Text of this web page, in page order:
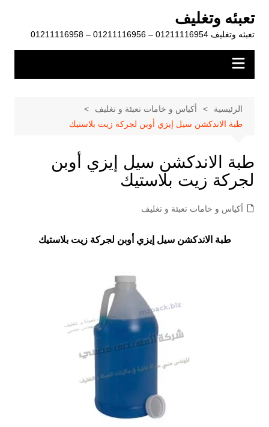
المحتوى
تعبئه وتغليف
تعبئه وتغليف 01211116954 – 01211116956 – 01211116958
الرئيسية
أكياس و خامات تعبئة و تغليف
طبة الاندكشن سيل إيزي أوبن لجركة زيت بلاستيك
طبة الاندكشن سيل إيزي أوبن
لجركة زيت بلاستيك
أكياس و خامات تعبئة و تغليف
طبة الاندكشن سيل إيزي أوبن لجركة زيت بلاستيك